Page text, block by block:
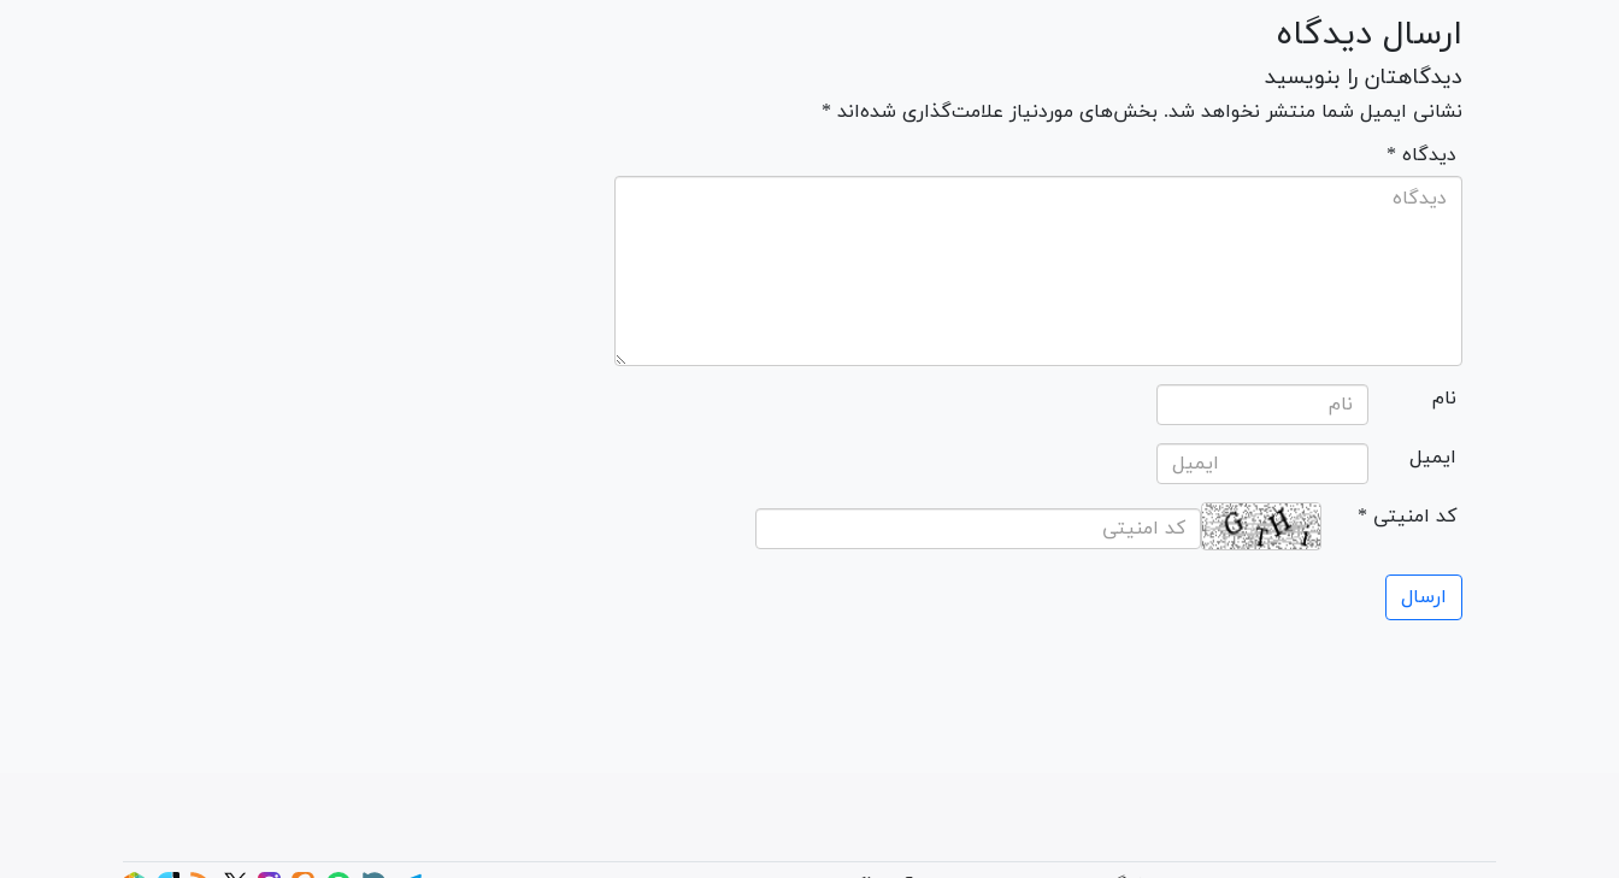
ارسال دیدگاه
دیدگاهتان را بنویسید
نشانی ایمیل شما منتشر نخواهد شد. بخش‌های موردنیاز علامت‌گذاری شده‌اند *
* دیدگاه
نام
ایمیل
* کد امنیتی